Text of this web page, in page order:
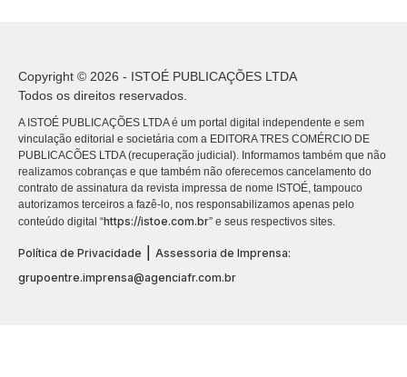
Copyright © 2026 - ISTOÉ PUBLICAÇÕES LTDA
Todos os direitos reservados.
A ISTOÉ PUBLICAÇÕES LTDA é um portal digital independente e sem
vinculação editorial e societária com a EDITORA TRES COMÉRCIO DE
PUBLICACÕES LTDA (recuperação judicial). Informamos também que não
realizamos cobranças e que também não oferecemos cancelamento do
contrato de assinatura da revista impressa de nome ISTOÉ, tampouco
autorizamos terceiros a fazê-lo, nos responsabilizamos apenas pelo
conteúdo digital “https://istoe.com.br” e seus respectivos sites.
Política de Privacidade
Assessoria de Imprensa:
grupoentre.imprensa@agenciafr.com.br